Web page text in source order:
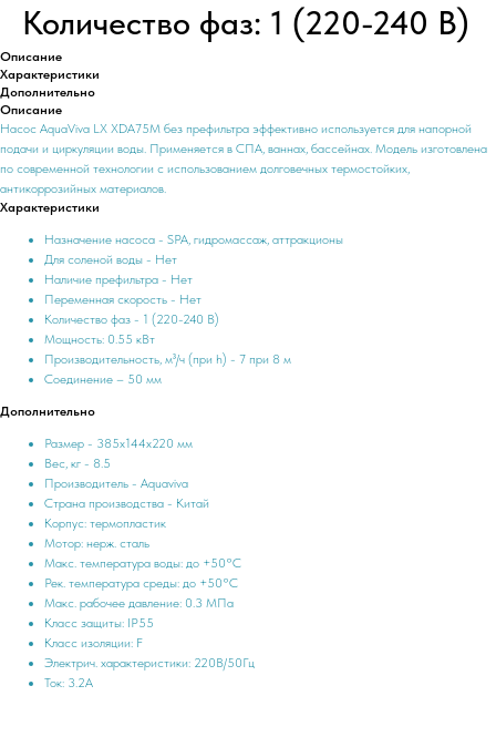
Количество фаз: 1 (220-240 В)
Описание
Характеристики
Дополнительно
Описание
Насос AquaViva LX XDA75M без префильтра эффективно используется для напорной
подачи и циркуляции воды. Применяется в СПА, ваннах, бассейнах. Модель изготовлена
по современной технологии с использованием долговечных термостойких,
антикоррозийных материалов.
Характеристики
Назначение насоса - SPA, гидромассаж, аттракционы
Для соленой воды - Нет
Наличие префильтра - Нет
Переменная скорость - Нет
Количество фаз - 1 (220-240 В)
Мощность: 0.55 кВт
Производительность, м³/ч (при h) - 7 при 8 м
Соединение – 50 мм
Дополнительно
Размер - 385х144х220 мм
Вес, кг - 8.5
Производитель - Aquaviva
Страна производства - Китай
Корпус: термопластик
Мотор: нерж. сталь
Макс. температура воды: до +50°C
Рек. температура среды: до +50°C
Макс. рабочее давление: 0.3 МПа
Класс защиты: IP55
Класс изоляции: F
Электрич. характеристики: 220B/50Гц
Ток: 3.2А